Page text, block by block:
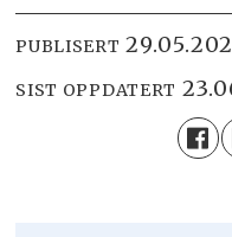
PUBLISERT
SIST OPPDATERT